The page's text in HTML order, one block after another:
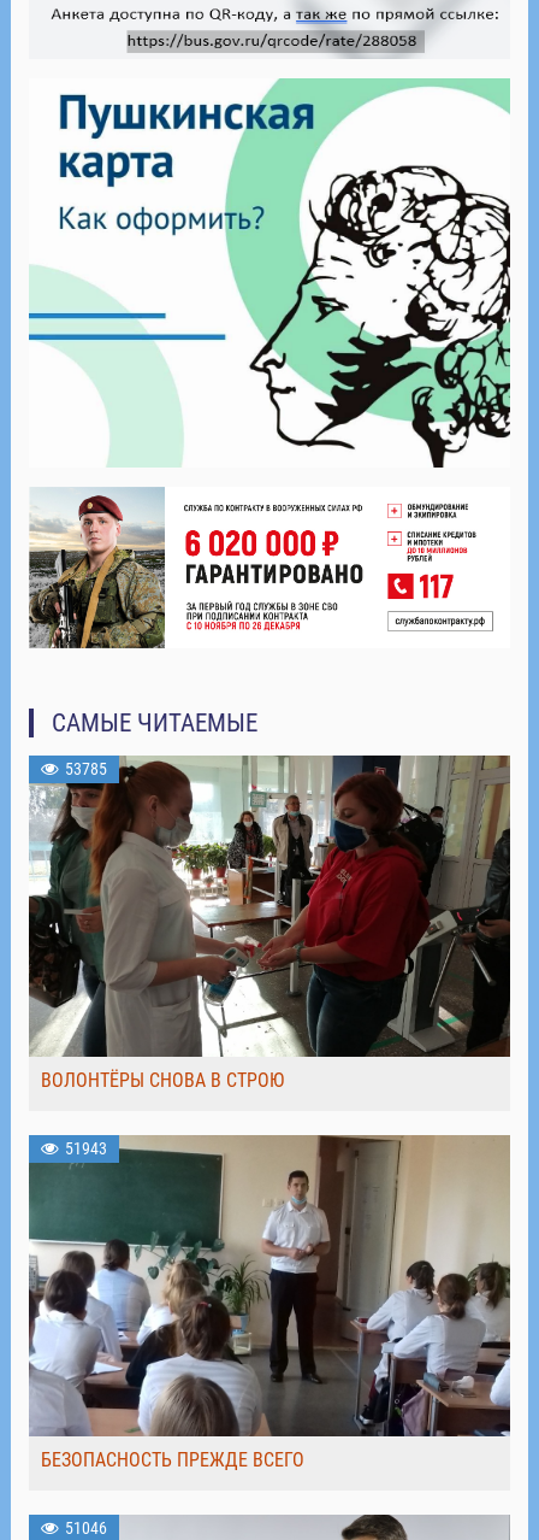
САМЫЕ ЧИТАЕМЫЕ
53785
ВОЛОНТЁРЫ СНОВА В СТРОЮ
51943
БЕЗОПАСНОСТЬ ПРЕЖДЕ ВСЕГО
51046